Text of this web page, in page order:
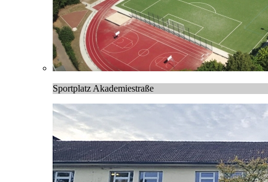
Sportplatz Akademiestraße